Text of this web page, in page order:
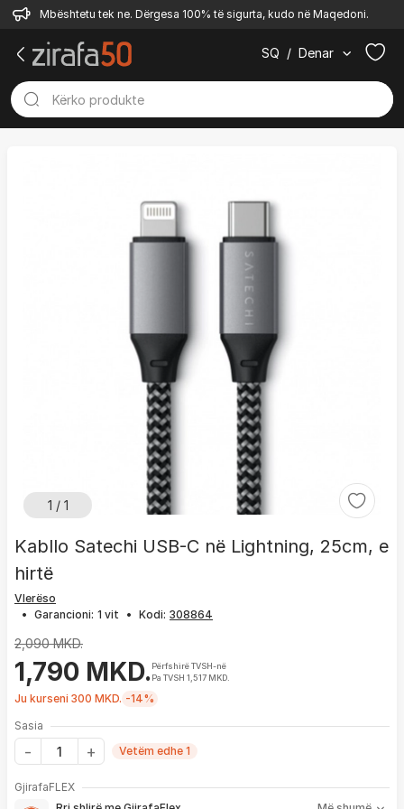
Mbështetu tek ne. Dërgesa 100% të sigurta, kudo në Maqedoni.
SQ / Denar
1 / 1
Kabllo Satechi USB-C në Lightning, 25cm, e
hirtë
Vlerëso
• Garancioni: 1 vit • Kodi:
2,090 MKD.
1,790 MKD.Përfshirë TVSH-në
Pa TVSH 1,517 MKD.
Ju kurseni 300 MKD. -14%
Sasia
Vetëm edhe 1
GjirafaFLEX
-Prioritet